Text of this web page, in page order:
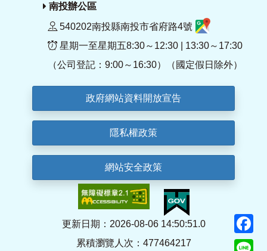
南投辦公區
540202南投縣南投市省府路4號
星期一至星期五8:30～12:30 | 13:30～17:30
（公司登記：9:00～16:30）（國定假日除外）
政府網站資料開放宣告
隱私權政策
網站安全政策
更新日期：2026-08-06 14:50:51.0
累積瀏覽人次：477464217